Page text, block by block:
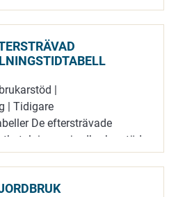
|
| Tidigare
De eftersträvade
av jordbrukarstöd
i